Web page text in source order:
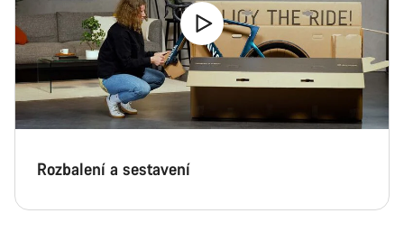
Rozbalení a sestavení